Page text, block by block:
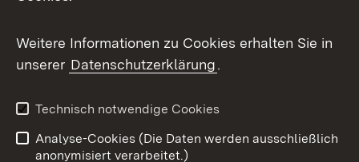
X / Twitter
Youtube
Impressum
Kontakt
Weitere Informationen zu Cookies erhalten Sie in
unserer Datenschutzerklärung.
Technisch notwendige Cookies
Analyse-Cookies (Die Daten werden ausschließlich
anonymisiert verarbeitet.)